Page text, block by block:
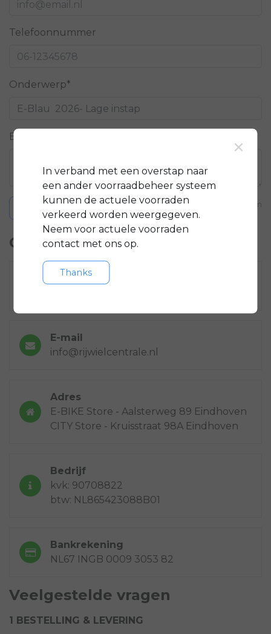
Telefoonnummer
Onderwerp*
Bericht*
Verstuur * Verplichte velden
Contactgegevens
Bel ons
E-mail
info@rijwielcentrale.nl
Adres
E-BIKE Store - Aalsterweg 89 Eindhoven
CITY Store - Kruisstraat 98A Eindhoven
Bedrijf
kvk: 90708822
btw: NL865423088B01
Bankrekening
NL67 INGB 0009 3053 82
Veelgestelde vragen
1 BESTELLING & LEVERING
×
In verband met een overstap naar
een ander voorraadbeheer systeem
kunnen de actuele voorraden
verkeerd worden weergegeven.
Neem voor actuele voorraden
contact met ons op.
Thanks